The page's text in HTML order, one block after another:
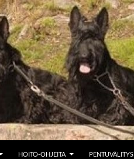
HOITO-OHJEITA PENTUVÄLITYS